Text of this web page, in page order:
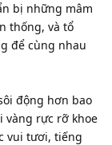
bị những mâm
thống, và tổ
để cùng nhau
động hơn bao
vàng rực rỡ khoe
vui tươi, tiếng